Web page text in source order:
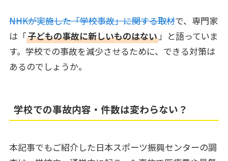
NHKが実施した「学校事故」に関する取材で、専門家
は「子どもの事故に新しいものはない」と語っていま
す。学校での事故を減少させるために、できる対策は
あるのでしょうか。
学校での事故内容・件数は変わらない？
本記事でもご紹介した日本スポーツ振興センターの調